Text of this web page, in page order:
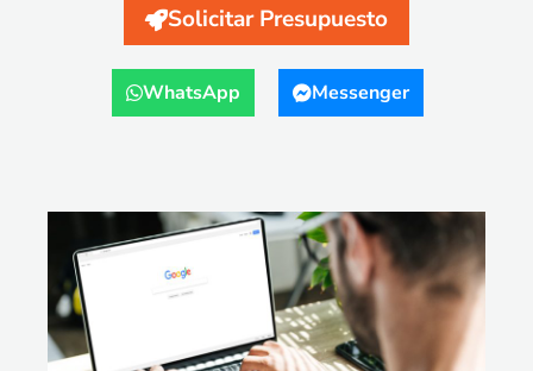
Solicitar Presupuesto
WhatsApp Messenger